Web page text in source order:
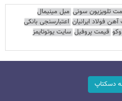
تلویزیون سونی مبل مینیمال
فولاد ایرانیان اعتبارسنجی بانکی
قیمت پروفیل سایت یوتوتایمز
دسکتاپ